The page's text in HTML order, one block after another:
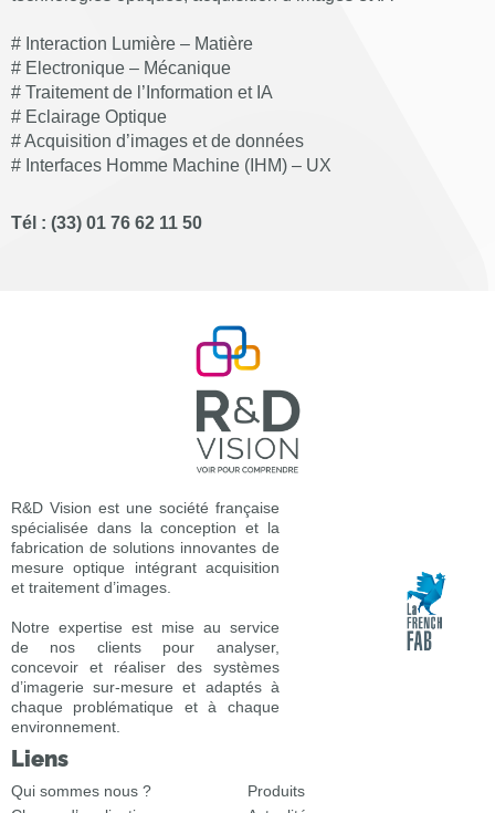
# Interaction Lumière – Matière
# Electronique – Mécanique
# Traitement de l’Information et IA
# Eclairage Optique
# Acquisition d’images et de données
# Interfaces Homme Machine (IHM) – UX
Tél : (33) 01 76 62 11 50
R&D Vision est une société française
spécialisée dans la conception et la
fabrication de solutions innovantes de
mesure optique intégrant acquisition
et traitement d’images.
Notre expertise est mise au service
de nos clients pour analyser,
concevoir et réaliser des systèmes
d’imagerie sur-mesure et adaptés à
chaque problématique et à chaque
environnement.
Liens
Qui sommes nous ?
Produits